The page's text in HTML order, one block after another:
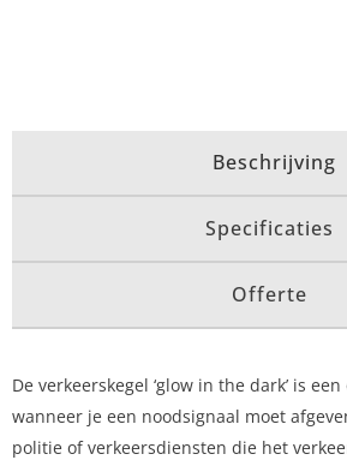
Beschrijving
Specificaties
Offerte
De verkeerskegel ‘glow in the dark’ is
wanneer je een noodsignaal moet
politie of verkeersdiensten die het